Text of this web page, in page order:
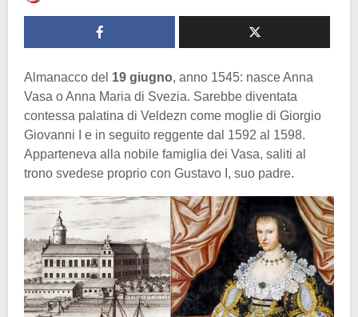
Almanacco del 19 giugno, anno 1545: nasce Anna
Vasa o Anna Maria di Svezia. Sarebbe diventata
contessa palatina di Veldezn come moglie di Giorgio
Giovanni I e in seguito reggente dal 1592 al 1598.
Apparteneva alla nobile famiglia dei Vasa, saliti al
trono svedese proprio con Gustavo I, suo padre.